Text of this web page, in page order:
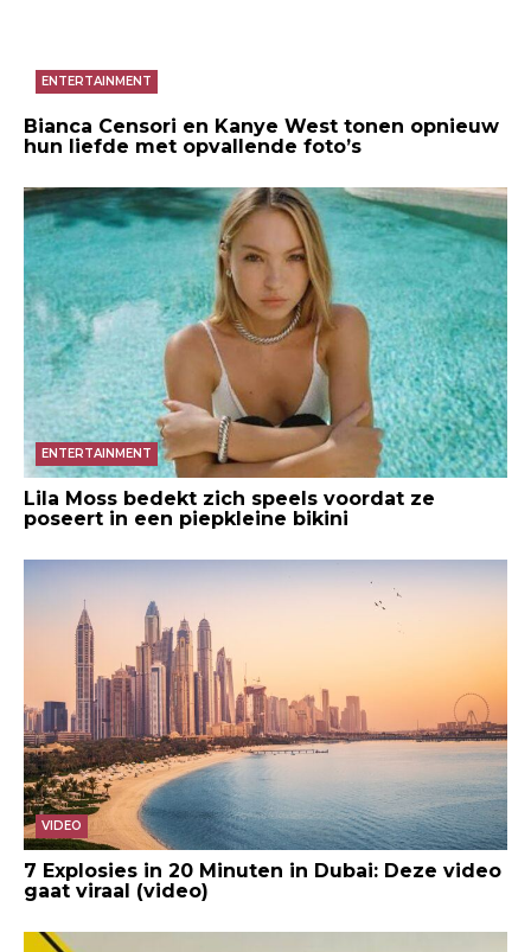
ENTERTAINMENT
Bianca Censori en Kanye West tonen opnieuw
hun liefde met opvallende foto’s
ENTERTAINMENT
Lila Moss bedekt zich speels voordat ze
poseert in een piepkleine bikini
VIDEO
7 Explosies in 20 Minuten in Dubai: Deze video
gaat viraal (video)